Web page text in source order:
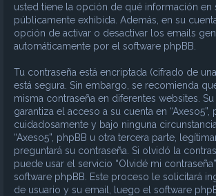
usted tiene la opción de qué información en
públicamente exhibida. Además, en su
opción de activar o desactivar los emails
automáticamente por el software phpBB.
Tu contraseña está encriptada (cifrado de
está segura. Sin embargo, se recomienda
misma contraseña en diferentes websites.
garantiza el acceso a su cuenta en
cuidadosamente y bajo ninguna
“Axeso5”, phpBB u otra tercera parte,
preguntará su contraseña. Si olvidó la
puede usar el servicio “Olvidé mi
software phpBB. Este proceso le solicitará
de usuario y su email, luego el software